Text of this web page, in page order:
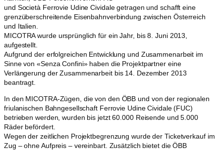
und Società Ferrovie Udine Cividale getragen und schafft eine
grenzüberschreitende Eisenbahnverbindung zwischen Österreich
und Italien.
MICOTRA wurde ursprünglich für ein Jahr, bis 8. Juni 2013,
aufgestellt.
Aufgrund der erfolgreichen Entwicklung und Zusammenarbeit im
Sinne von «Senza Confini» haben die Projektpartner eine
Verlängerung der Zusammenarbeit bis 14. Dezember 2013
beantragt.
In den MICOTRA-Zügen, die von den ÖBB und von der regionalen
friulanischen Bahngesellschaft Ferrovie Udine Cividale (FUC)
betrieben werden, wurden bis jetzt 60.000 Reisende und 5.000
Räder befördert.
Wegen der zeitlichen Projektbegrenzung wurde der Ticketverkauf im
Zug – ohne Aufpreis – vereinbart. Zusätzlich bietet die ÖBB